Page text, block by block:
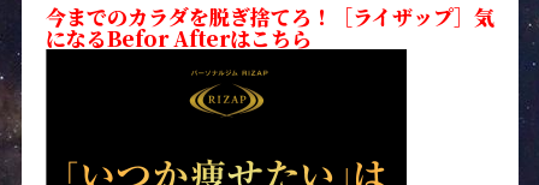
今までのカラダを脱ぎ捨てろ！［ライザップ］気
になるBefor Afterはこちら